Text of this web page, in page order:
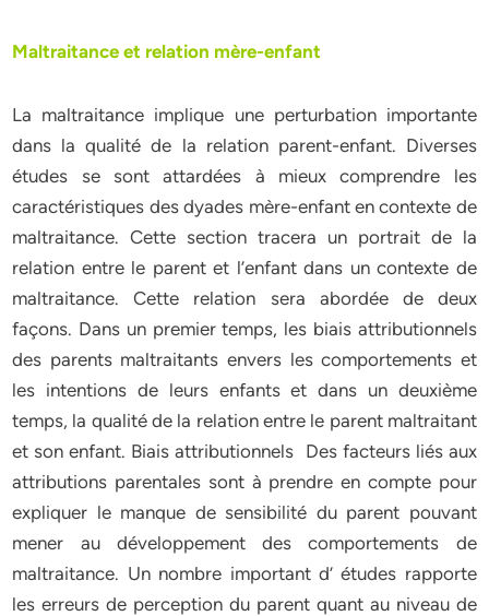
Maltraitance et relation mère-enfant
La maltraitance implique une perturbation importante
dans la qualité de la relation parent-enfant. Diverses
études se sont attardées à mieux comprendre les
caractéristiques des dyades mère-enfant en contexte de
maltraitance. Cette section tracera un portrait de la
relation entre le parent et l’enfant dans un contexte de
maltraitance. Cette relation sera abordée de deux
façons. Dans un premier temps, les biais attributionnels
des parents maltraitants envers les comportements et
les intentions de leurs enfants et dans un deuxième
temps, la qualité de la relation entre le parent maltraitant
et son enfant. Biais attributionnels Des facteurs liés aux
attributions parentales sont à prendre en compte pour
expliquer le manque de sensibilité du parent pouvant
mener au développement des comportements de
maltraitance. Un nombre important d’ études rapporte
les erreurs de perception du parent quant au niveau de